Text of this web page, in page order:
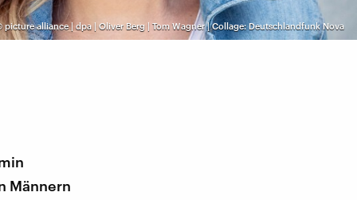
picture alliance | dpa | Oliver Berg | Tom Wagner | Collage: Deutschlandfunk Nova
Männern